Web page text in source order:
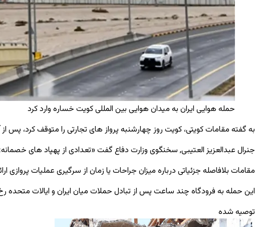
حمله هوایی ایران به میدان هوایی بین ‌المللی کویت خساره وارد کرد
به گفته مقامات کویتی، کویت روز چهارشنبه پرواز های تجارتی را متوقف کرد،
جنرال عبدالعزیز العتیبی, سخنگوی وزارت دفاع گفت «تعدادى از پهپاد های
مقامات بلافاصله جزئیاتی درباره میزان جراحات یا زمان از سرگیری عملیات پروازی
این حمله به فرودگاه چند ساعت پس از تبادل حملات میان ایران و ایالات متحده رخ
توصیه شده